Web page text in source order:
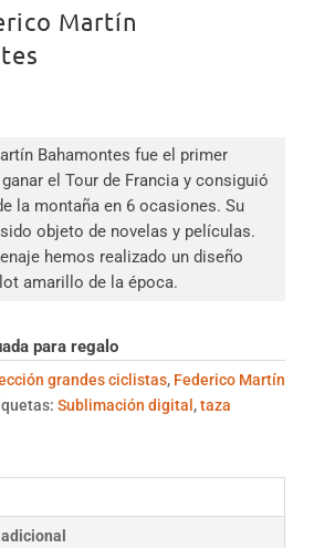
Martín
Bahamontes fue el primer
el Tour de Francia y consiguió
la montaña en 6 ocasiones. Su
sido objeto de novelas y películas.
hemos realizado un diseño
amarillo de la época.
para regalo
grandes ciclistas, Federico Martín
Sublimación digital ,taza